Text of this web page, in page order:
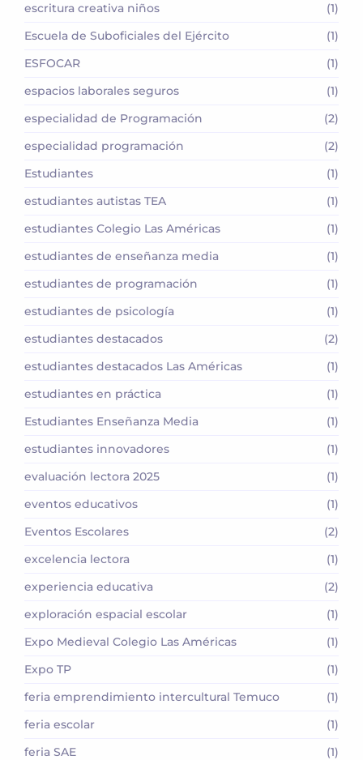
escritura creativa niños
(1)
Escuela de Suboficiales del Ejército
(1)
ESFOCAR
(1)
espacios laborales seguros
(1)
especialidad de Programación
(2)
especialidad programación
(2)
Estudiantes
(1)
estudiantes autistas TEA
(1)
estudiantes Colegio Las Américas
(1)
estudiantes de enseñanza media
(1)
estudiantes de programación
(1)
estudiantes de psicología
(1)
estudiantes destacados
(2)
estudiantes destacados Las Américas
(1)
estudiantes en práctica
(1)
Estudiantes Enseñanza Media
(1)
estudiantes innovadores
(1)
evaluación lectora 2025
(1)
eventos educativos
(1)
Eventos Escolares
(2)
excelencia lectora
(1)
experiencia educativa
(2)
exploración espacial escolar
(1)
Expo Medieval Colegio Las Américas
(1)
Expo TP
(1)
feria emprendimiento intercultural Temuco
(1)
feria escolar
(1)
feria SAE
(1)